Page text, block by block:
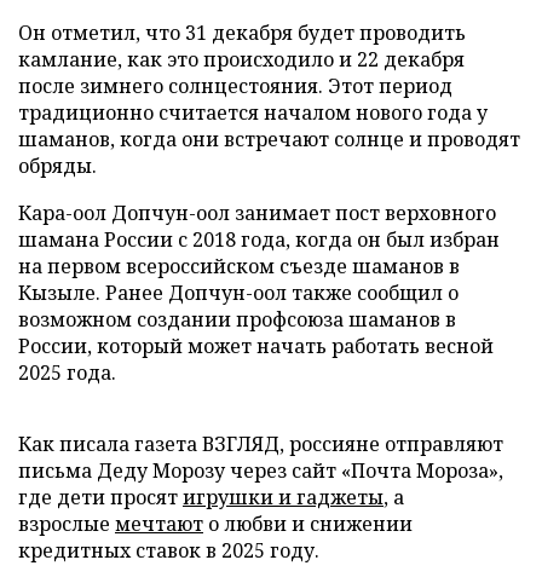
Он отметил, что 31 декабря будет проводить
камлание, как это происходило и 22 декабря
после зимнего солнцестояния. Этот период
традиционно считается началом нового года у
шаманов, когда они встречают солнце и проводят
обряды.
Кара-оол Допчун-оол занимает пост верховного
шамана России с 2018 года, когда он был избран
на первом всероссийском съезде шаманов в
Кызыле. Ранее Допчун-оол также сообщил о
возможном создании профсоюза шаманов в
России, который может начать работать весной
2025 года.
Как писала газета ВЗГЛЯД, россияне отправляют
письма Деду Морозу через сайт «Почта Мороза»,
где дети просятигрушки и гаджеты, а
взрослые мечтают о любви и снижении
кредитных ставок в 2025 году.